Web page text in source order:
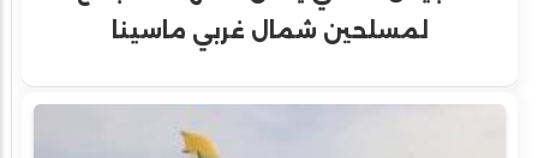
لمسلحين شمال غربي ماسينا